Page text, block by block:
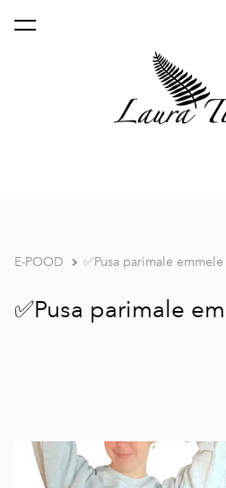
lisati ostukorvi.
E-POOD ✅Pusa parimale emmele
✅Pusa parimale